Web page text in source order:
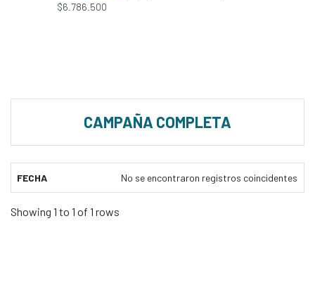
$6.786.500
CAMPAÑA COMPLETA
FECHA No se encontraron registros coincidentes
Showing 1 to 1 of 1 rows